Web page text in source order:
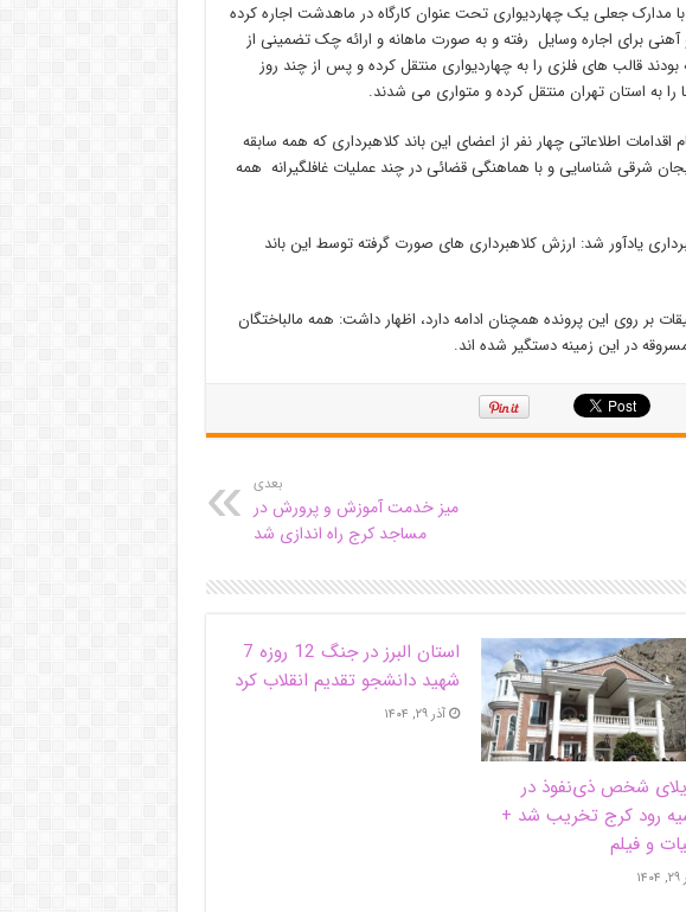
مدارک جعلی یک چهاردیواری تحت عنوان کارگاه در ماهدشت اجاره کرده
برای اجاره وسایل رفته و به صورت ماهانه و ارائه چک تضمینی از
قالب های فلزی را به چهاردیواری منتقل کرده و پس از چند روز
به استان تهران منتقل کرده و متواری می شدند.
اطلاعاتی چهار نفر از اعضای این باند کلاهبرداری که همه سابقه
شرقی شناسایی و با هماهنگی قضائی در چند عملیات غافلگیرانه همه
متهمان به ۶ فقره کلاهبرداری یادآور شد: ارزش کلاهبرداری های صورت گرفته توسط این باند
بر روی این پرونده همچنان ادامه دارد، اظهار داشت: همه مالباختگان
بعدی
میز خدمت آموزش و پرورش در
مساجد کرج راه اندازی شد
شخص ذی‌نفوذ در
رود کرج تخریب شد +
و فیلم
استان البرز در جنگ 12 روزه 7
شهید دانشجو تقدیم انقلاب کرد
آذر ۲۹, ۱۴۰۴